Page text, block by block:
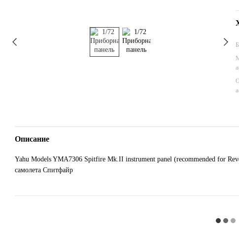
Описание
Yahu Models YMA7306 Spitfire Mk.II instrument panel (recommended for
самолета Спитфайр